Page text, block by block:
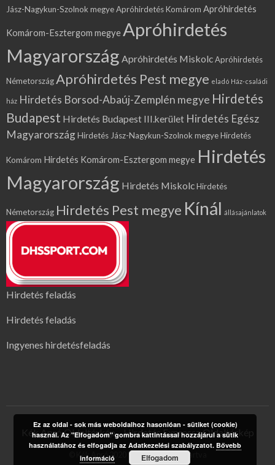
Jász-Nagykun-Szolnok megyeApróhirdetés Komárom Apróhirdetés
Komárom-Esztergom megye Apróhirdetés
Magyarország Apróhirdetés MiskolcApróhirdetés
NémetországApróhirdetés Pest megye eladó Ház-családi
ház Hirdetés Borsod-Abaúj-Zemplén megye Hirdetés
Budapest Hirdetés Budapest III.kerület Hirdetés Egész
MagyarországHirdetés Jász-Nagykun-Szolnok megyeHirdetés
Komárom Hirdetés Komárom-Esztergom megye Hirdetés
Magyarország Hirdetés MiskolcHirdetés
Németország Hirdetés Pest megye Kínál állásajánlatok
Hirdetés feladás
Hirdetés feladás
Ingyenes hirdetésfeladás
Kék Apró Oldaltérkép Hirdetés Expressz Oldaltérkép
© Kék Apró 2020 | Minden jog fenntartva
Ez az oldal - sok más weboldalhoz hasonlóan - sütiket (cookie)
használ. Az "Elfogadom" gombra kattintással hozzájárul a sütik
használatához és elfogadja az Adatkezelési szabályzatot.Bővebb
információ
Elfogadom